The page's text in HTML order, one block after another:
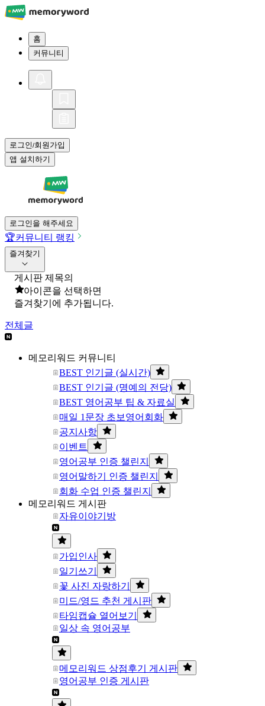
홈
커뮤니티
로그인/회원가입
앱 설치하기
로그인을 해주세요
🏆커뮤니티 랭킹
즐겨찾기
게시판 제목의
아이콘을 선택하면
즐겨찾기에 추가됩니다.
전체글
메모리워드 커뮤니티
BEST 인기글 (실시간)
BEST 인기글 (명예의 전당)
BEST 영어공부 팁 & 자료실
매일 1문장 초보영어회화
공지사항
이벤트
영어공부 인증 챌린지
영어말하기 인증 챌린지
회화 수업 인증 챌린지
메모리워드 게시판
자유이야기방
가입인사
일기쓰기
꽃 사진 자랑하기
미드/영드 추천 게시판
타임캡슐 열어보기
일상 속 영어공부
메모리워드 상점후기 게시판
영어공부 인증 게시판